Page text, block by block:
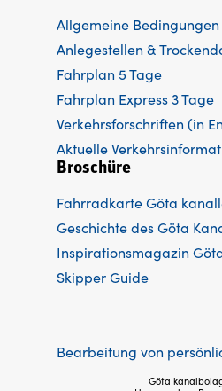
Allgemeine
Anlegestellen &
Fahrplan 5 Tage
Fahrplan Express 3 Tage
Verkehrsforschriften (in
Aktuelle
Broschüre
Fahrradkarte Göta
Geschichte des Göta
Inspirationsmagazin
Skipper Guide
Bearbeitung von
Göta